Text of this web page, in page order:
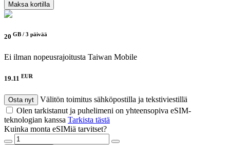
Maksa kortilla
20 GB / 3 päivää
Ei ilman nopeusrajoitusta Taiwan Mobile
19.11 EUR
Osta nyt
Välitön toimitus sähköpostilla ja tekstiviestillä
Olen tarkistanut ja puhelimeni on yhteensopiva eSIM-
teknologian kanssa Tarkista tästä
Kuinka monta eSIMiä tarvitset?